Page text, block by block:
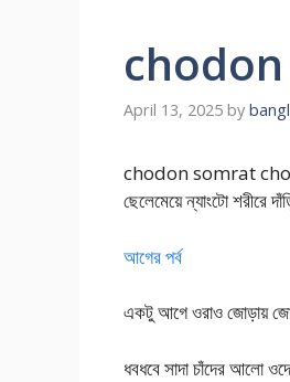
chodon
April 13, 2025 by
chodon somrat choti
ছেলেমেয়ে ন্যাংটো শরীরে
আগের পর্ব
একটু আগে ওরাও জোড়ায়
ধবধবে সাদা চাঁদের আলো